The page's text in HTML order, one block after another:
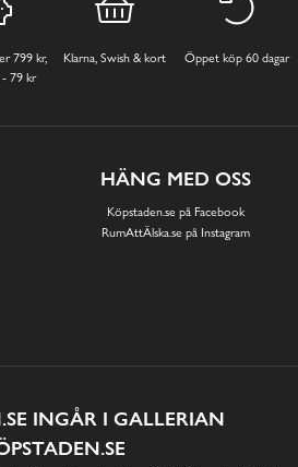
799 kr,
- 79 kr
Klarna, Swish & kort Öppet köp 60 dagar
HÄNG MED OSS
Köpstaden.se på Facebook
RumAttÄlska.se på Instagram
INGÅR I GALLERIAN